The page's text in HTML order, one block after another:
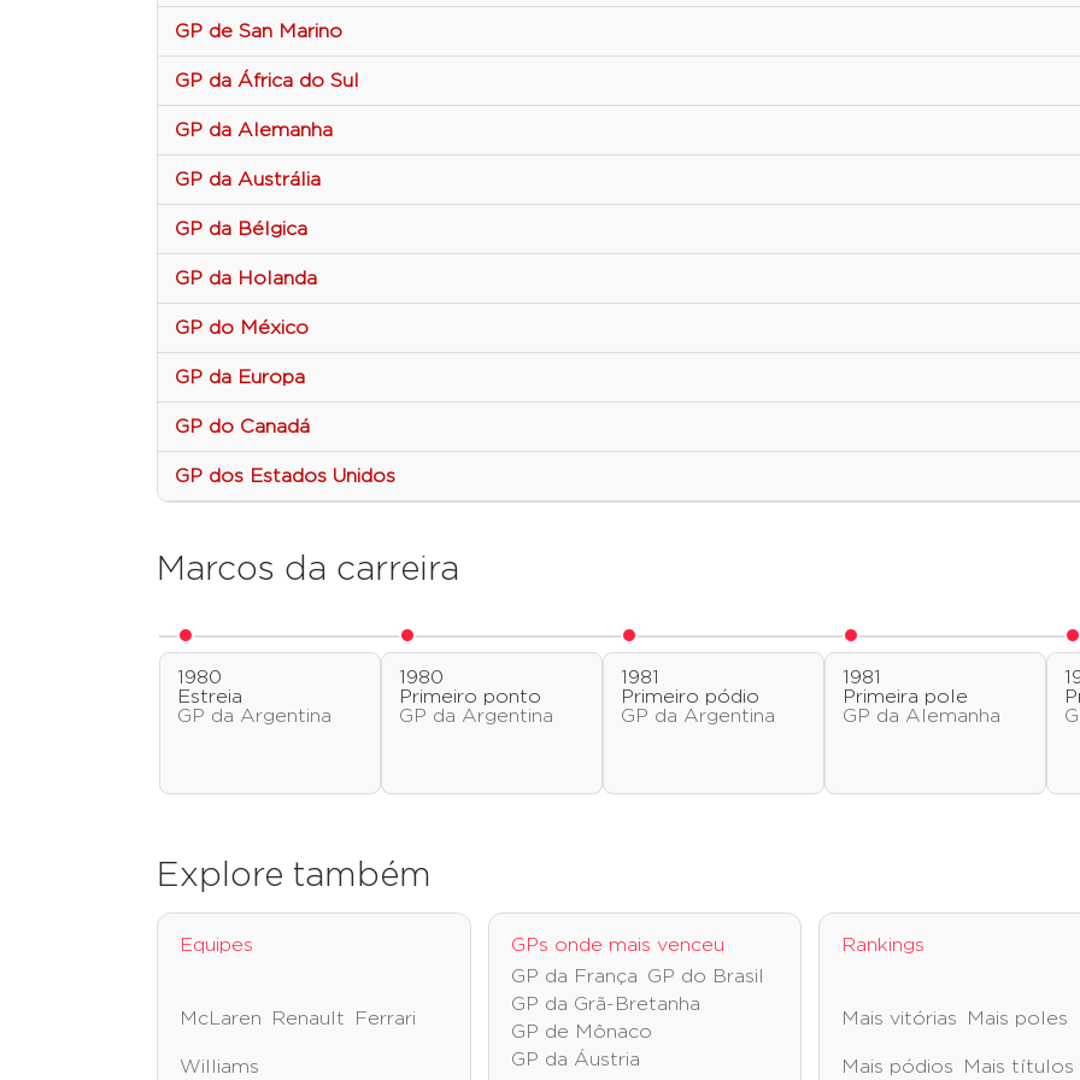
GP de San Marino
GP da África do Sul
GP da Alemanha
GP da Austrália
GP da Bélgica
GP da Holanda
GP do México
GP da Europa
GP do Canadá
GP dos Estados Unidos
Marcos da carreira
1980
Estreia
GP da Argentina
1980
Primeiro ponto
GP da Argentina
1981
Primeiro pódio
GP da Argentina
1981
Primeira pole
GP da Alemanha
Explore também
Equipes
McLaren Renault Ferrari
Williams
GPs onde mais venceu
GP da França
GP do Brasil
GP da Grã-Bretanha
GP de Mônaco
GP da Áustria
Rankings
Mais vitórias Mais poles
Mais pódios Mais títulos